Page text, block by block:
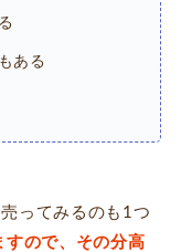
ある
ってみるのも1つ
すので、その分高